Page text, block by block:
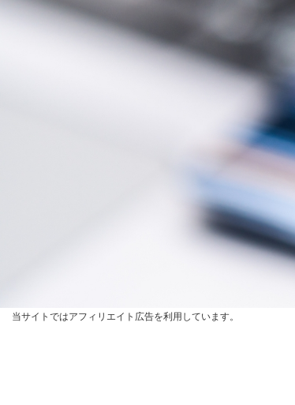
当サイトではアフィリエイト広告を利用しています。